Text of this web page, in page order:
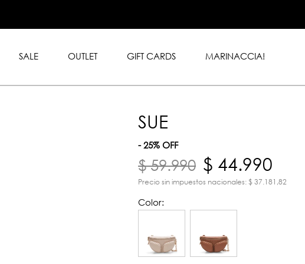
en toda la tienda con
American Express.
SALE OUTLET GIFT CARDS MARINACCIA!
SUE
- 25% OFF
$ 59.990 $ 44.990
Precio sin impuestos nacionales: $ 37.181,82
Color: